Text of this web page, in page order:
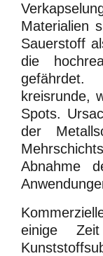
Materialien
Sauerstoff
die
gefährdet.
kreisrunde,
Spots.
der
Abnahme
einige